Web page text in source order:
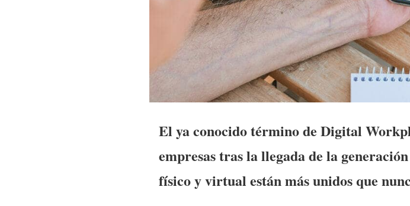
El ya conocido término de Digital
empresas tras la llegada de la
físico y virtual están más unidos que